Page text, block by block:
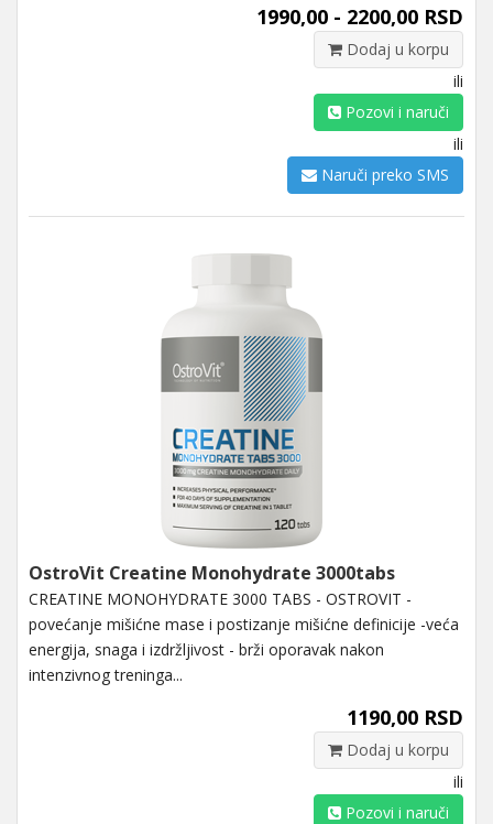
1990,00 - 2200,00 RSD
Dodaj u korpu
ili
Pozovi i naruči
ili
Naruči preko SMS
OstroVit Creatine Monohydrate 3000tabs
CREATINE MONOHYDRATE 3000 TABS - OSTROVIT -
povećanje mišićne mase i postizanje mišićne definicije -veća
energija, snaga i izdržljivost - brži oporavak nakon
intenzivnog treninga...
1190,00 RSD
Dodaj u korpu
ili
Pozovi i naruči